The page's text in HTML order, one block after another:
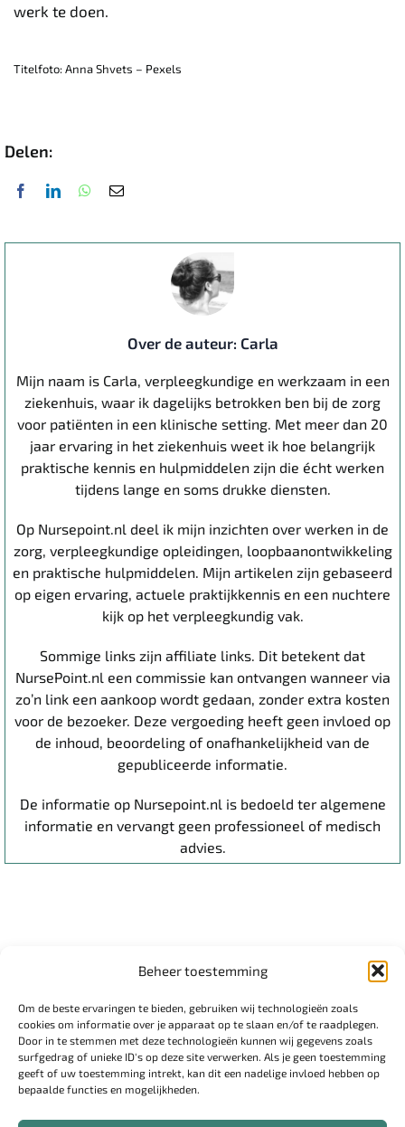
Beheer toestemming
Om de beste ervaringen te bieden, gebruiken wij technologieën zoals
cookies om informatie over je apparaat op te slaan en/of te raadplegen.
Door in te stemmen met deze technologieën kunnen wij gegevens zoals
surfgedrag of unieke ID's op deze site verwerken. Als je geen toestemming
geeft of uw toestemming intrekt, kan dit een nadelige invloed hebben op
bepaalde functies en mogelijkheden.
werk te doen.
Titelfoto: Anna Shvets – Pexels
Delen:
Over de auteur: Carla
Mijn naam is Carla, verpleegkundige en werkzaam in een
ziekenhuis, waar ik dagelijks betrokken ben bij de zorg
voor patiënten in een klinische setting. Met meer dan 20
jaar ervaring in het ziekenhuis weet ik hoe belangrijk
praktische kennis en hulpmiddelen zijn die écht werken
tijdens lange en soms drukke diensten.
Op Nursepoint.nl deel ik mijn inzichten over werken in de
zorg, verpleegkundige opleidingen, loopbaanontwikkeling
en praktische hulpmiddelen. Mijn artikelen zijn gebaseerd
op eigen ervaring, actuele praktijkkennis en een nuchtere
kijk op het verpleegkundig vak.
Sommige links zijn affiliate links. Dit betekent dat
NursePoint.nl een commissie kan ontvangen wanneer via
zo’n link een aankoop wordt gedaan, zonder extra kosten
voor de bezoeker. Deze vergoeding heeft geen invloed op
de inhoud, beoordeling of onafhankelijkheid van de
gepubliceerde informatie.
De informatie op Nursepoint.nl is bedoeld ter algemene
informatie en vervangt geen professioneel of medisch
advies.
Disclaimer